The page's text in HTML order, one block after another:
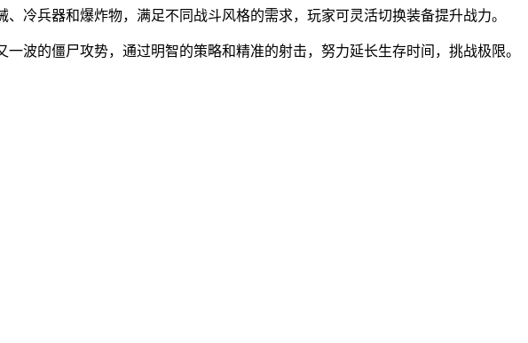
冷兵器和爆炸物，满足不同战斗风格的需求，玩家可灵活切换装备提升战力。
波的僵尸攻势，通过明智的策略和精准的射击，努力延长生存时间，挑战极限。